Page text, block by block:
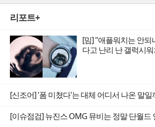
리포트+
[밈] "애플워치는 안되
다고 난리 난 갤럭시
[신조어] '폼 미쳤다'는 대체 어디서 나온 말일